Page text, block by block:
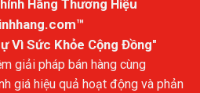
Hãng Thương Hiệu
Vì Sức Khỏe Cộng Đồng"
giải pháp bán hàng cùng
giá hiệu quả hoạt động và phản